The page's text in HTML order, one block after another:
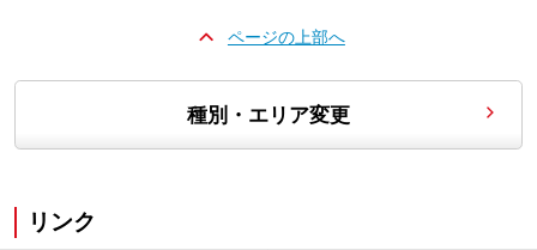
ページの上部へ
種別・エリア変更
リンク